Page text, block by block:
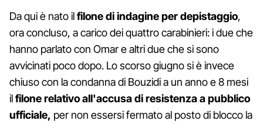
Da qui è nato ilfilone di indagine per depistaggio,
ora concluso, a carico dei quattro carabinieri: i due che
hanno parlato con Omar e altri due che si sono
avvicinati poco dopo. Lo scorso giugno si è invece
chiuso con la condanna di Bouzidi a un anno e 8 mesi
ilfilone relativo all'accusa di resistenza a pubblico
ufficiale, per non essersi fermato al posto di blocco la